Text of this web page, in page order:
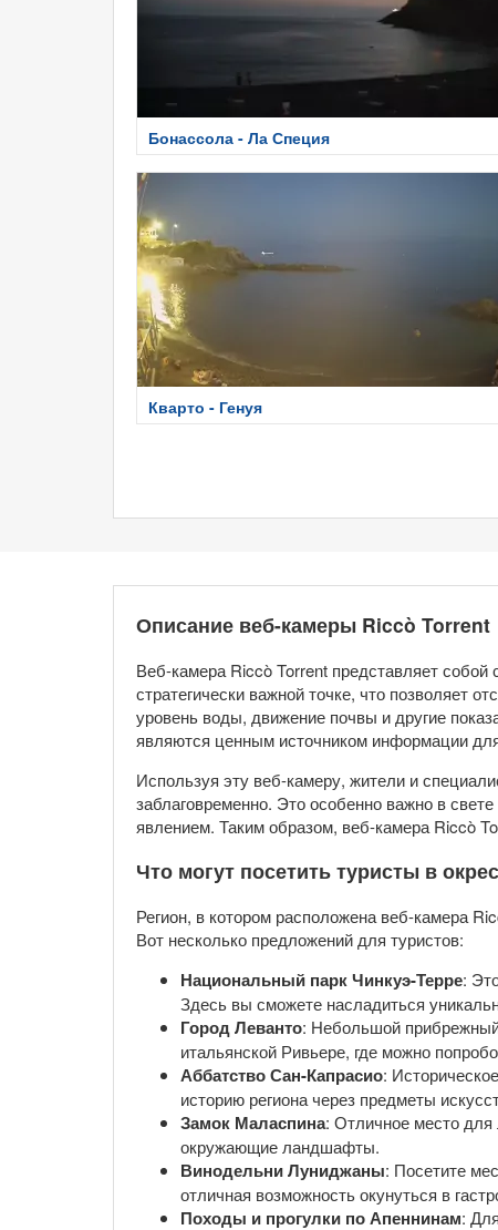
Бонассола - Ла Специя
Кварто - Генуя
Описание веб-камеры Riccò Torrent
Веб-камера Riccò Torrent представляет собой
стратегически важной точке, что позволяет
уровень воды, движение почвы и другие
являются ценным источником информации
Используя эту веб-камеру, жители и
заблаговременно. Это особенно важно в
явлением. Таким образом, веб-камера Riccò
Что могут посетить туристы в
Регион, в котором расположена веб-камера
Вот несколько предложений для туристов:
Национальный парк Чинкуэ-Терре:
Здесь вы сможете насладиться
Город Леванто: Небольшой
итальянской Ривьере, где можно
Аббатство Сан-Капрасио:
историю региона через предметы
Замок Маласпина: Отличное место для
окружающие ландшафты.
Винодельни Луниджаны: Посетите
отличная возможность окунуться в
Походы и прогулки по Апеннинам: